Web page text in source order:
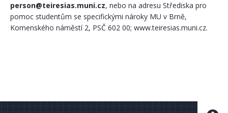
person@teiresias.muni.cz, nebo na adresu Střediska pro
pomoc studentům se specifickými nároky MU v Brně,
Komenského náměstí 2, PSČ 602 00; www.teiresias.muni.cz.